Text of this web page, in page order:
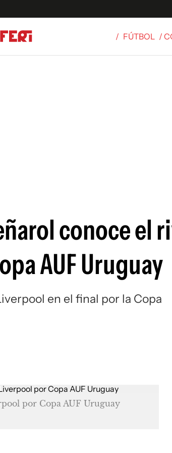
/ FÚTBOL /
conoce el
AUF Uruguay
en el final por la Copa
por Copa AUF Uruguay